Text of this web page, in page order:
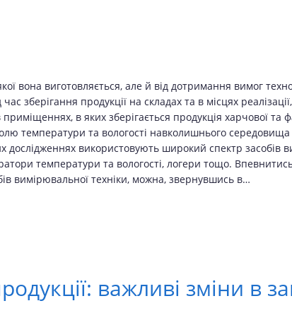
вона виготовляється, але й від дотримання вимог
зберігання продукції на складах та в місцях
в яких зберігається продукція харчової
температури та вологості навколишнього
дослідженнях використовують широкий спектр засобів
температури та вологості, логери тощо.
вимірювальної техніки, можна, звернувшись в…
важливі зміни в